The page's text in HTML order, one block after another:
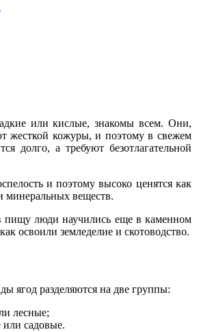
или кислые, знакомы всем. Они,
жесткой кожуры, и поэтому в свежем
долго, а требуют безотлагательной
и поэтому высоко ценятся как
минеральных веществ.
пищу люди научились еще в каменном
освоили земледелие и скотоводство.
ягод разделяются на две группы:
лесные;
или садовые.